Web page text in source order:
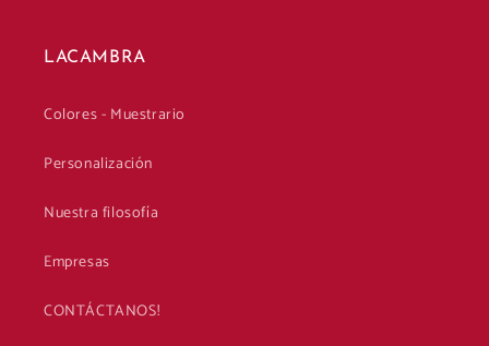
LACAMBRA
Colores - Muestrario
Personalización
Nuestra filosofía
Empresas
CONTÁCTANOS!